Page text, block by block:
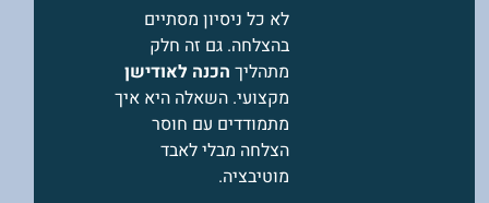
לא כל ניסיון מסתיים
בהצלחה. גם זה חלק
מתהליך הכנה לאודישן
מקצועי. השאלה היא איך
מתמודדים עם חוסר
הצלחה מבלי לאבד
מוטיבציה.